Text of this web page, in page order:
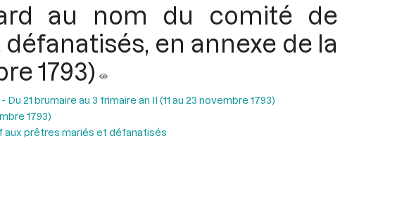
au nom du comité de
en annexe de la
1793)
Du 21 brumaire au 3 frimaire an II (11 au 23 novembre 1793)
1793)
aux prêtres mariés et défanatisés